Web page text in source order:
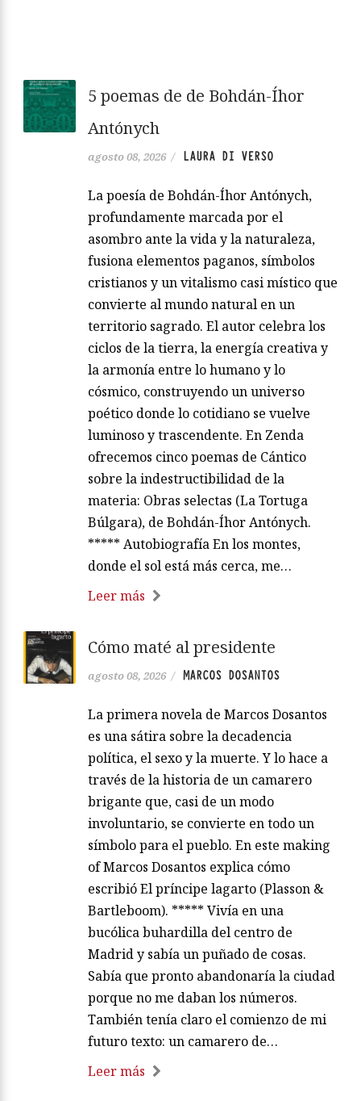
5 poemas de de Bohdán-Íhor
Antónych
agosto 08, 2026 / LAURA DI VERSO
La poesía de Bohdán-Íhor Antónych,
profundamente marcada por el
asombro ante la vida y la naturaleza,
fusiona elementos paganos, símbolos
cristianos y un vitalismo casi místico que
convierte al mundo natural en un
territorio sagrado. El autor celebra los
ciclos de la tierra, la energía creativa y
la armonía entre lo humano y lo
cósmico, construyendo un universo
poético donde lo cotidiano se vuelve
luminoso y trascendente. En Zenda
ofrecemos cinco poemas de Cántico
sobre la indestructibilidad de la
materia: Obras selectas (La Tortuga
Búlgara), de Bohdán-Íhor Antónych.
***** Autobiografía En los montes,
donde el sol está más cerca, me…
Leer más
Cómo maté al presidente
agosto 08, 2026 / MARCOS DOSANTOS
La primera novela de Marcos Dosantos
es una sátira sobre la decadencia
política, el sexo y la muerte. Y lo hace a
través de la historia de un camarero
brigante que, casi de un modo
involuntario, se convierte en todo un
símbolo para el pueblo. En este making
of Marcos Dosantos explica cómo
escribió El príncipe lagarto (Plasson &
Bartleboom). ***** Vivía en una
bucólica buhardilla del centro de
Madrid y sabía un puñado de cosas.
Sabía que pronto abandonaría la ciudad
porque no me daban los números.
También tenía claro el comienzo de mi
futuro texto: un camarero de…
Leer más